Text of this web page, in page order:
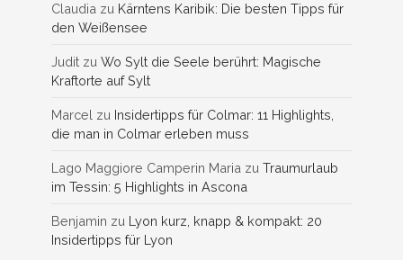
Claudia zu Kärntens Karibik: Die besten Tipps für
den Weißensee
Judit zuWo Sylt die Seele berührt: Magische
Kraftorte auf Sylt
Marcel zu Insidertipps für Colmar: 11 Highlights,
die man in Colmar erleben muss
Lago Maggiore Camperin Maria zuTraumurlaub
im Tessin: 5 Highlights in Ascona
Benjamin zu Lyon kurz, knapp & kompakt: 20
Insidertipps für Lyon